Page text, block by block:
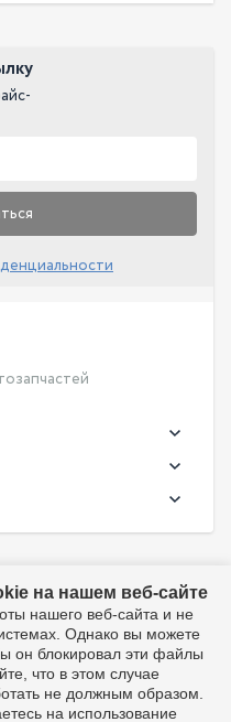
персональных данных
PDF
мне
LADA и АвтоВАЗ)
совместимости
ст. 1487, 1484
магазин не является
на нашем веб-сайте
нашего веб-сайта и не
Однако вы можете
он блокировал эти файлы
что в этом случае
не должным образом.
на использование